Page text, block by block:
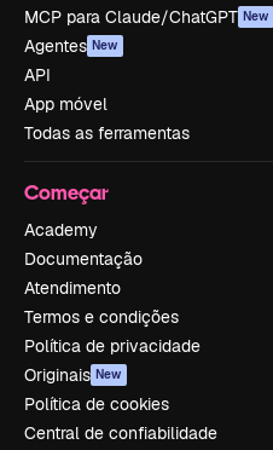
MCP para Claude/ChatGPT New
Agentes New
API
App móvel
Todas as ferramentas
Começar
Academy
Documentação
Atendimento
Termos e condições
Política de privacidade
Originais New
Política de cookies
Central de confiabilidade